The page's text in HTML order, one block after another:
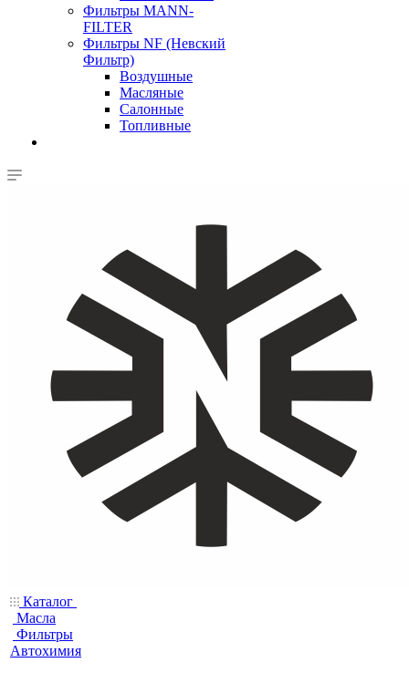
Фильтры MANN-
FILTER
Фильтры NF (Невский
Фильтр)
Воздушные
Масляные
Салонные
Топливные
Каталог
Масла
Фильтры
Автохимия